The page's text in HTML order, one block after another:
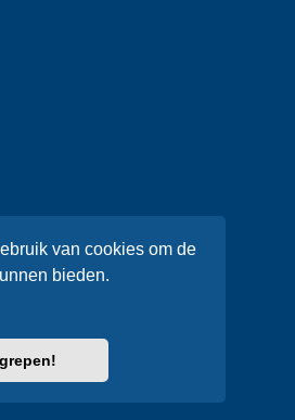
van cookies om de
bieden.